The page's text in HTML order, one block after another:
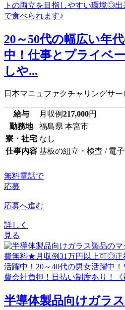
20～50代の幅広い年
中！仕事とプライベ
しや...
日本マニュファクチャリングサ
給与 月収例217,000円
勤務地
福島県 本宮市
寮・社宅 なし
仕事内容 基板の組立・検査 / 電
無料電話で
応募
応募へ進む
詳しく
見る
半導体製品向けガラ